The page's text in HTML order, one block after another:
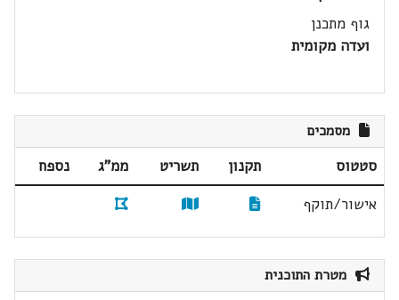
גוף מתכנן
ועדה מקומית
מסמכים
סטטוס תקנון תשריט ממ"ג
נספח
אישור/תוקף
מטרת התוכנית